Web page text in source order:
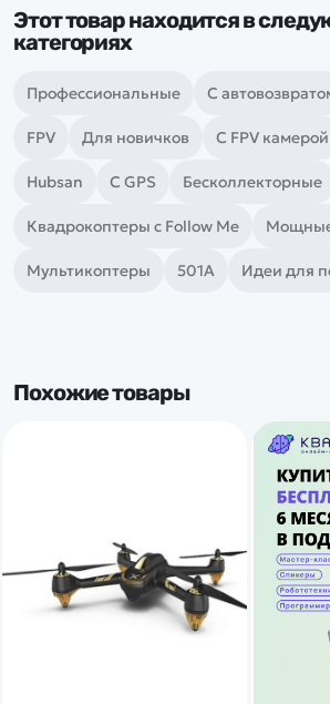
Этот товар находится в
категориях
Профессиональные С
FPV Для новичков С FPV камерой
Hubsan С GPS Бесколлекторные
Квадрокоптеры с Follow Me
Мультикоптеры 501A Идеи для
Похожие товары